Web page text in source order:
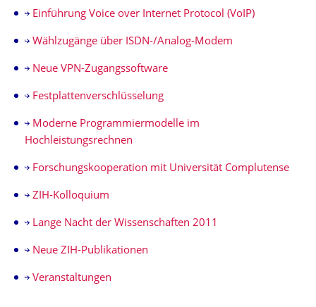
Einführung Voice over Internet Protocol (VoIP)
Wählzugänge über ISDN-/Analog-Modem
Neue VPN-Zugangssoftware
Festplattenverschlüsselung
Moderne Programmiermodelle im
Hochleistungsrechnen
Forschungskooperation mit Universität Complutense
ZIH-Kolloquium
Lange Nacht der Wissenschaften 2011
Neue ZIH-Publikationen
Veranstaltungen